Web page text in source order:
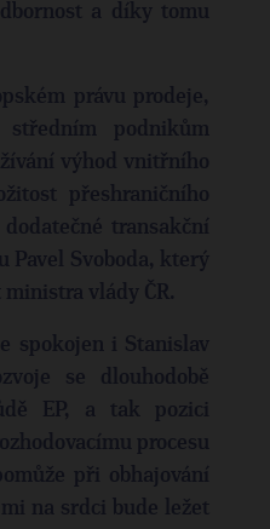
a díky tomu
právu prodeje,
podnikům
výhod vnitřního
přeshraničního
transakční
Pavel Svoboda, který
ministra vlády ČR.
spokojen i Stanislav
se dlouhodobě
EP, a tak pozici
procesu
při obhajování
na srdci bude ležet